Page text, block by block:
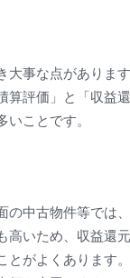
大事な点がありま
算評価」と「収益
ことです。
の中古物件等では
高いため、収益還
とがよくあります